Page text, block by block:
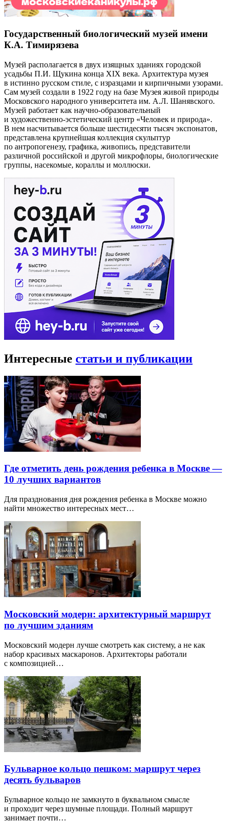
Государственный биологический музей имени
К.А. Тимирязева
Музей располагается в двух изящных зданиях городской
усадьбы П.И. Щукина конца XIX века. Архитектура музея
в истинно русском стиле, с изразцами и кирпичными узорами.
Сам музей создали в 1922 году на базе Музея живой природы
Московского народного университета им. А.Л. Шанявского.
Музей работает как научно-образовательный
и художественно-эстетический центр «Человек и природа».
В нем насчитывается больше шестидесяти тысяч экспонатов,
представлена крупнейшая коллекция скульптур
по антропогенезу, графика, живопись, представители
различной российской и другой микрофлоры, биологические
группы, насекомые, кораллы и моллюски.
Интересные статьи и публикации
Где отметить день рождения ребенка в Москве —
10 лучших вариантов
Для празднования дня рождения ребенка в Москве можно
найти множество интересных мест…
Московский модерн: архитектурный маршрут
по лучшим зданиям
Московский модерн лучше смотреть как систему, а не как
набор красивых маскаронов. Архитекторы работали
с композицией…
Бульварное кольцо пешком: маршрут через
десять бульваров
Бульварное кольцо не замкнуто в буквальном смысле
и проходит через шумные площади. Полный маршрут
занимает почти…